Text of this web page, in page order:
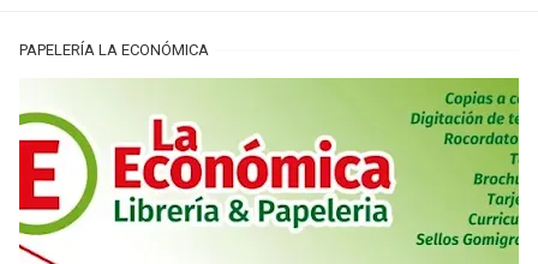
PAPELERÍA LA ECONÓMICA